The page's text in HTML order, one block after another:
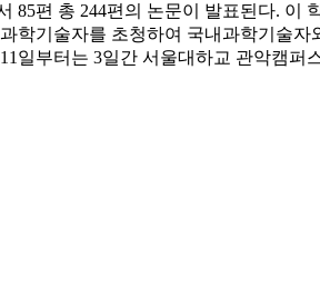
85편 총 244편의 논문이 발표된다.
기술자를 초청하여 국내과학기술
부터는 3일간 서울대하교 관악캠